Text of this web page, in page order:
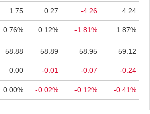
1.75 0.27 -4.26 4.24
0.76% 0.12% -1.81% 1.87%
58.88 58.89 58.95 59.12
0.00 -0.01 -0.07 -0.24
0.00% -0.02% -0.12% -0.41%